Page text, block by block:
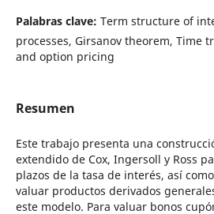
Palabras clave: Term structure of
processes, Girsanov theorem, Time
and option pricing
Resumen
Este trabajo presenta una
extendido de Cox, Ingersoll y Ross
plazos de la tasa de interés, así
valuar productos derivados
este modelo. Para valuar bonos